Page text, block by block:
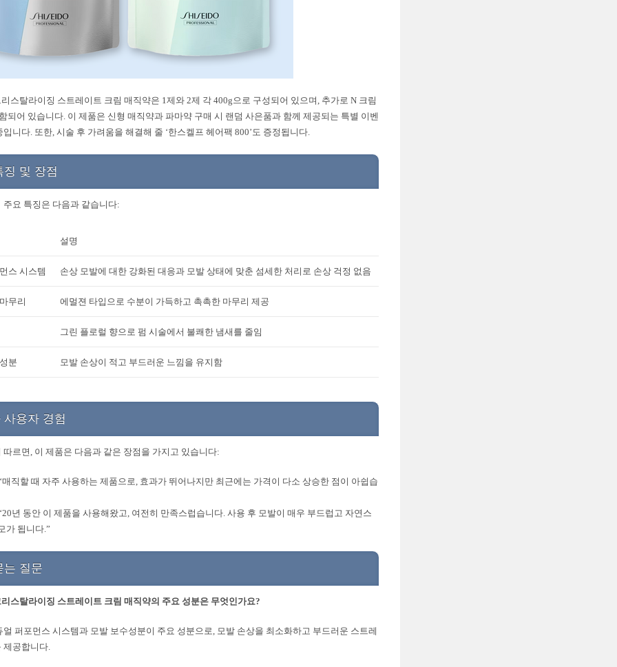
스탈라이징 스트레이트 크림 매직약은 1제와 2제 각 400g으로 구성되어 있으며, 추가로 N 크림
되어 있습니다. 이 제품은 신형 매직약과 파마약 구매 시 랜덤 사은품과 함께 제공되는 특별 이벤
입니다. 또한, 시술 후 가려움을 해결해 줄 ‘한스켈프 헤어팩 800’도 증정됩니다.
징 및 장점
주요 특징은 다음과 같습니다:
설명
스 시스템 손상 모발에 대한 강화된 대응과 모발 상태에 맞춘 섬세한 처리로 손상 걱정 없음
무리 에멀젼 타입으로 수분이 가득하고 촉촉한 마무리 제공
그린 플로럴 향으로 펌 시술에서 불쾌한 냄새를 줄임
분 모발 손상이 적고 부드러운 느낌을 유지함
사용자 경험
따르면, 이 제품은 다음과 같은 장점을 가지고 있습니다:
직할 때 자주 사용하는 제품으로, 효과가 뛰어나지만 최근에는 가격이 다소 상승한 점이 아쉽습
년 동안 이 제품을 사용해왔고, 여전히 만족스럽습니다. 사용 후 모발이 매우 부드럽고 자연스
가 됩니다.”
는 질문
스탈라이징 스트레이트 크림 매직약의 주요 성분은 무엇인가요?
얼 퍼포먼스 시스템과 모발 보수성분이 주요 성분으로, 모발 손상을 최소화하고 부드러운 스트레
제공합니다.